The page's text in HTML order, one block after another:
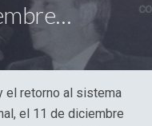
el retorno al sistema
el 11 de diciembre